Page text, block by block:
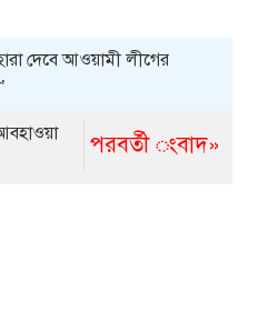
দেবে আওয়ামী লীগের
পরবর্তী ংবাদ»